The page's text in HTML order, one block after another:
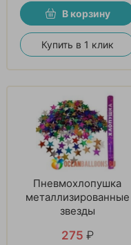
В корзину
Купить в 1 клик
Пневмохлопушка
металлизированные
звезды
275 ₽